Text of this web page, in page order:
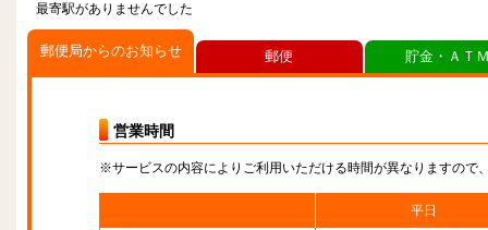
最寄駅がありませんでした
郵便局からのお知らせ
営業時間
※サービスの内容によりご利用いただける時間が異なりますので
平日
郵便 貯金・ＡＴ